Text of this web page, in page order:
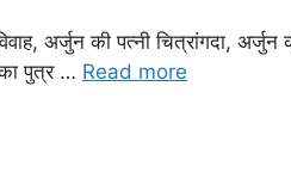
अर्जुन की पत्नी चित्रांगदा, अर्जुन
पुत्र … Read more